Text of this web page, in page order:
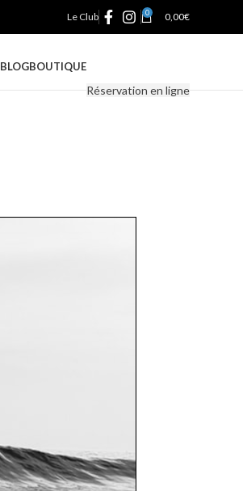
Le Club 0 0,00€
BLOGBOUTIQUE
Réservation en ligne